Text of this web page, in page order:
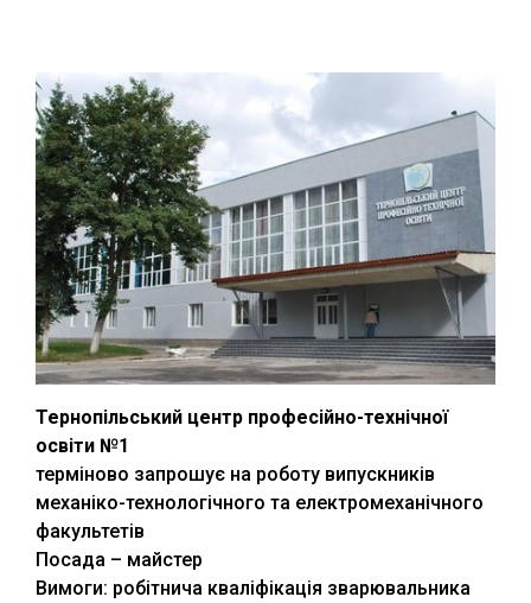
Тернопільський центр професійно-технічної
освіти №1
терміново запрошує на роботу випускників
механіко-технологічного та електромеханічного
факультетів
Посада – майстер
Вимоги: робітнича кваліфікація зварювальника